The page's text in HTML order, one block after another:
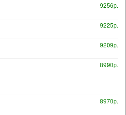
9256р.
9225р.
9209р.
8990р.
8970р.